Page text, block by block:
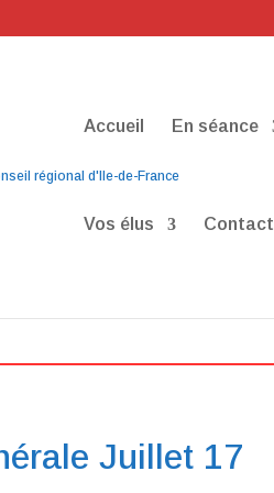
Accueil En séance
Vos élus Contact
Juillet 17